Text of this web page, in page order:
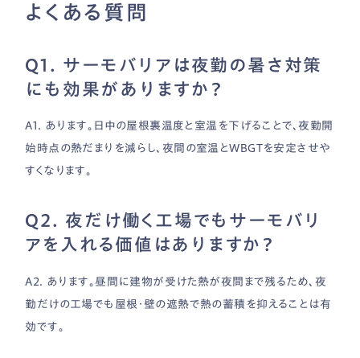
よくある質問
Q1. サーモバリアは夜勤の暑さ対策
にも効果がありますか？
A1. あります。日中の屋根裏温度と室温を下げることで、夜勤開
始時点の熱だまりを減らし、夜間の室温とWBGTを安定させや
すくなります。
Q2. 夜だけ働く工場でもサーモバリ
アを入れる価値はありますか？
A2. あります。昼間に建物が受けた熱が夜間まで残るため、夜
勤だけの工場でも屋根・壁の遮熱で熱の蓄積を抑えることは有
効です。